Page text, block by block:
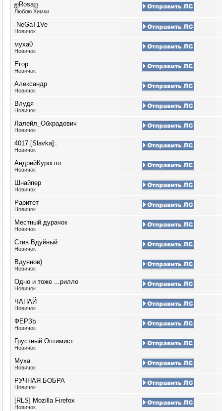
ஐRosaஐ
Люблю Химки
-NeGaT1Ve-
Новичок
муха0
Новичок
Егор
Новичок
Александр
Новичок
Влудя
Новичок
Лалейл_Обкрадович
Новичок
4017.[Slavka]:.
Новичок
АндрейКурогло
Новичок
Шнайпер
Новичок
Раритет
Новичок
Местный дурачок
Новичок
Стив Вдуйный
Новичок
Вдуянов)
Новичок
Одно и тоже ...рилло
Новичок
ЧАПАЙ
Новичок
ФЕРЗЬ
Новичок
Грустный Оптимист
Новичок
Муха
Новичок
РУЧНАЯ БОБРА
Новичок
[RLS] Mozilla Firefox
Новичок